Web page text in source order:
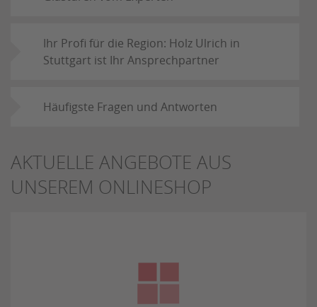
Ihr Profi für die Region: Holz Ulrich in
Stuttgart ist Ihr Ansprechpartner
Häufigste Fragen und Antworten
AKTUELLE ANGEBOTE AUS
UNSEREM ONLINESHOP